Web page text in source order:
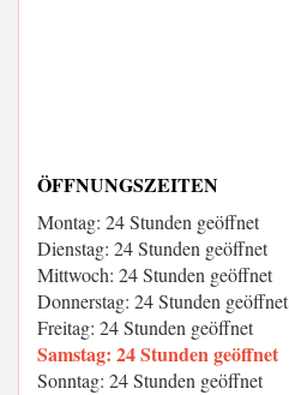
ÖFFNUNGSZEITEN
Montag: 24 Stunden geöffnet
Dienstag: 24 Stunden geöffnet
Mittwoch: 24 Stunden geöffnet
Donnerstag: 24 Stunden geöffnet
Freitag: 24 Stunden geöffnet
Samstag: 24 Stunden geöffnet
Sonntag: 24 Stunden geöffnet